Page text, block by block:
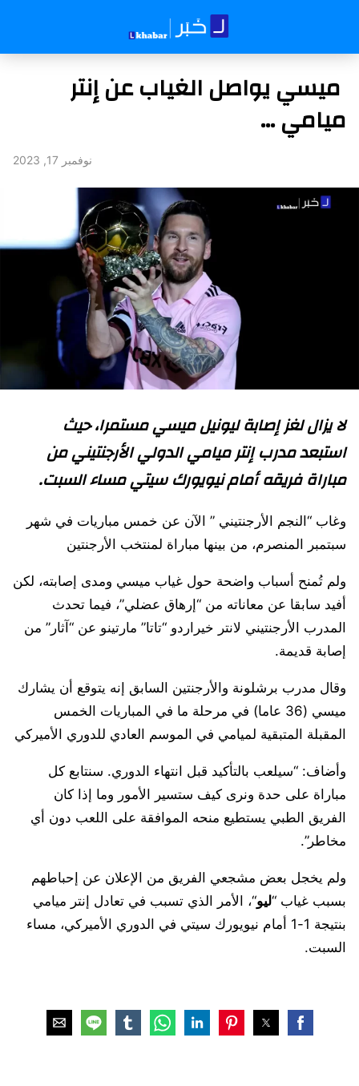
ميسي يواصل الغياب عن إنتر
ميامي …
نوفمبر 17, 2023
لا يزال لغز إصابة ليونيل ميسي مستمرا، حيث
استبعد مدرب إنتر ميامي الدولي الأرجنتيني من
مباراة فريقه أمام نيويورك سيتي مساء السبت.
وغاب “النجم الأرجنتيني ” الآن عن خمس مباريات في شهر
سبتمبر المنصرم، من بينها مباراة لمنتخب الأرجنتين
ولم تُمنح أسباب واضحة حول غياب ميسي ومدى إصابته، لكن
أفيد سابقا عن معاناته من “إرهاق عضلي”، فيما تحدث
المدرب الأرجنتيني لانتر خيراردو “تاتا” مارتينو عن “آثار” من
إصابة قديمة.
وقال مدرب برشلونة والأرجنتين السابق إنه يتوقع أن يشارك
ميسي (36 عاما) في مرحلة ما في المباريات الخمس
المقبلة المتبقية لميامي في الموسم العادي للدوري الأميركي
وأضاف: “سيلعب بالتأكيد قبل انتهاء الدوري. سنتابع كل
مباراة على حدة ونرى كيف ستسير الأمور وما إذا كان
الفريق الطبي يستطيع منحه الموافقة على اللعب دون أي
مخاطر”.
ولم يخجل بعض مشجعي الفريق من الإعلان عن إحباطهم
بسبب غياب “ليو“، الأمر الذي تسبب في تعادل إنتر ميامي
بنتيجة 1-1 أمام نيويورك سيتي في الدوري الأميركي، مساء
السبت.